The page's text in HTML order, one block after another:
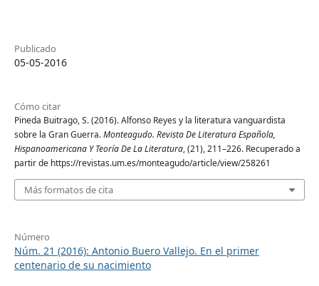
Publicado
05-05-2016
Cómo citar
Pineda Buitrago, S. (2016). Alfonso Reyes y la literatura vanguardista
sobre la Gran Guerra.Monteagudo. Revista De Literatura Española,
Hispanoamericana Y Teoría De La Literatura, (21), 211–226. Recuperado a
partir de https://revistas.um.es/monteagudo/article/view/258261
Más formatos de cita
Número
Núm. 21 (2016): Antonio Buero Vallejo. En el primer
centenario de su nacimiento